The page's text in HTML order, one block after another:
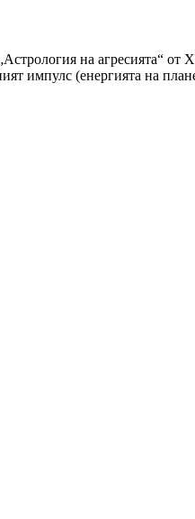
на агресията“
импулс (енергията на